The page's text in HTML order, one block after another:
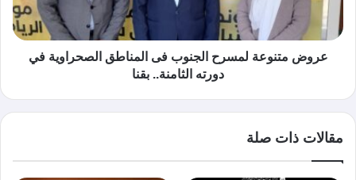
عروض متنوعة لمسرح الجنوب فى المناطق الصحراوية في
دورته الثامنة.. بقنا
مقالات ذات صلة